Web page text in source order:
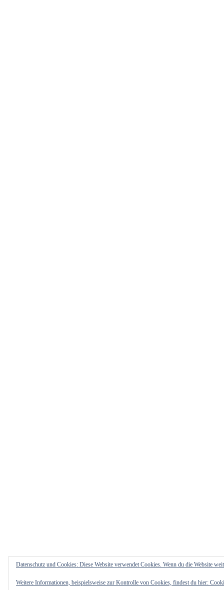
Datenschutz und Cookies: Diese Website verwendet Cookies. Wenn du die Website
Weitere Informationen, beispielsweise zur Kontrolle von Cookies, findest du hier: